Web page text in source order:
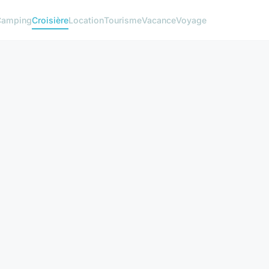
CroisièreLocationTourismeVacanceVoyage